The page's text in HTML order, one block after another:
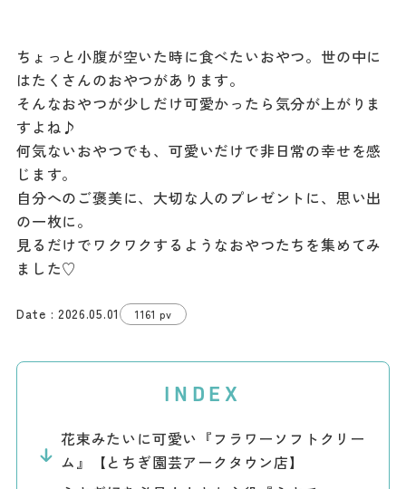
ちょっと小腹が空いた時に食べたいおやつ。世の中に
はたくさんのおやつがあります。
そんなおやつが少しだけ可愛かったら気分が上がりま
すよね♪
何気ないおやつでも、可愛いだけで非日常の幸せを感
じます。
自分へのご褒美に、大切な人のプレゼントに、思い出
の一枚に。
見るだけでワクワクするようなおやつたちを集めてみ
ました♡
2026.05.01 1161 pv
INDEX
花束みたいに可愛い『フラワーソフトクリー
ム』【とちぎ園芸アークタウン店】
撮影支援・
MICE
ッション
MICE
Languag
e
パンフレット